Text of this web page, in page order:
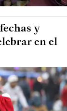
y
en el